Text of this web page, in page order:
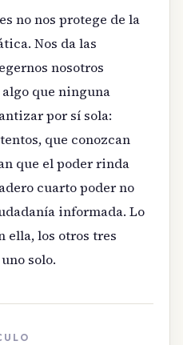
no nos protege de la
Nos da las
nosotros
que ninguna
por sí sola:
que conozcan
que el poder rinda
cuarto poder no
informada. Lo
ella, los otros tres
solo.